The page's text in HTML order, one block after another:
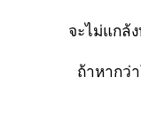
จะไม่แกล้
ถ้าหากว่